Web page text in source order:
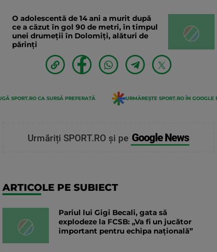
O adolescentă de 14 ani a murit după
ce a căzut în gol 90 de metri, în timpul
unei drumeții în Dolomiți, alături de
părinți
SPORT.RO CA SURSĂ PREFERATĂ URMĂREȘTE SPORT.RO ÎN GOOGLE
Urmăriți SPORT.RO și pe Google News
ARTICOLE PE SUBIECT
Pariul lui Gigi Becali, gata să
explodeze la FCSB: „Va fi un jucător
important pentru echipa națională”